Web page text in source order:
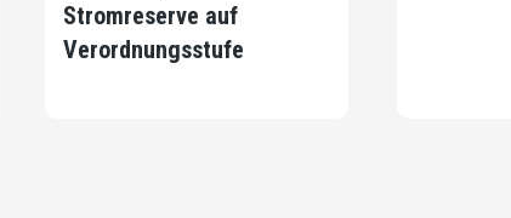
Stromreserve auf
Verordnungsstufe